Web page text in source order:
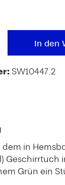
GibIn den
SW10447.2
dem in
Geschirrtuch
Grün ein